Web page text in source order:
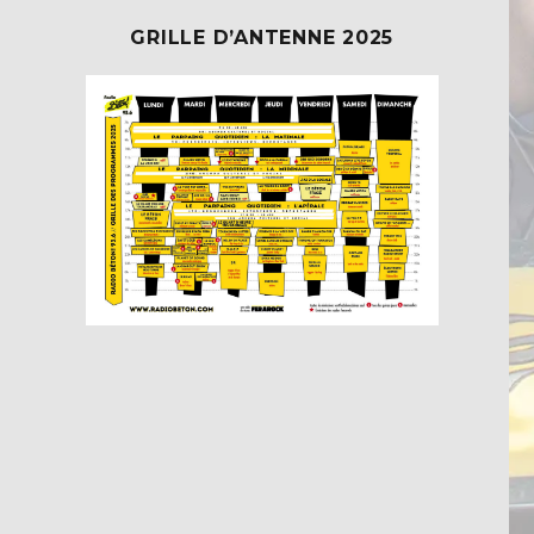
GRILLE D’ANTENNE 2025